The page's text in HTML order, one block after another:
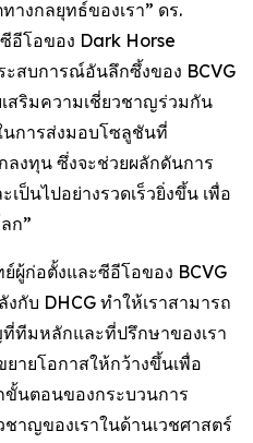
างกลยุทธ์ของเรา” ดร.
อีโอของ Dark Horse
ะสบการณ์อันลึกซึ้งของ BCVG
สริมความเชี่ยวชาญร่วมกัน
นการส่งมอบโซลูชันที่
งทุน ซึ่งจะช่วยผลักดันการ
ป็นไปอย่างรวดเร็วยิ่งขึ้น เพื่อ
ก”
ผู้ก่อตั้งและซีอีโอของ BCVG
กับ DHCG ทำให้เราสามารถ
ทีมหลักและที่ปรึกษาของเรา
ายโอกาสให้กว้างขึ้นเพื่อ
นตอนของกระบวนการ
าญของเราในด้านเวชศาสตร์